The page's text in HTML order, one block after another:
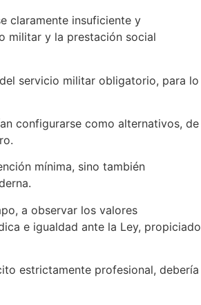
claramente insuficiente y
militar y la prestación social
servicio militar obligatorio, para lo
configurarse como alternativos, de
mínima, sino también
a observar los valores
e igualdad ante la Ley, propiciado
estrictamente profesional, debería